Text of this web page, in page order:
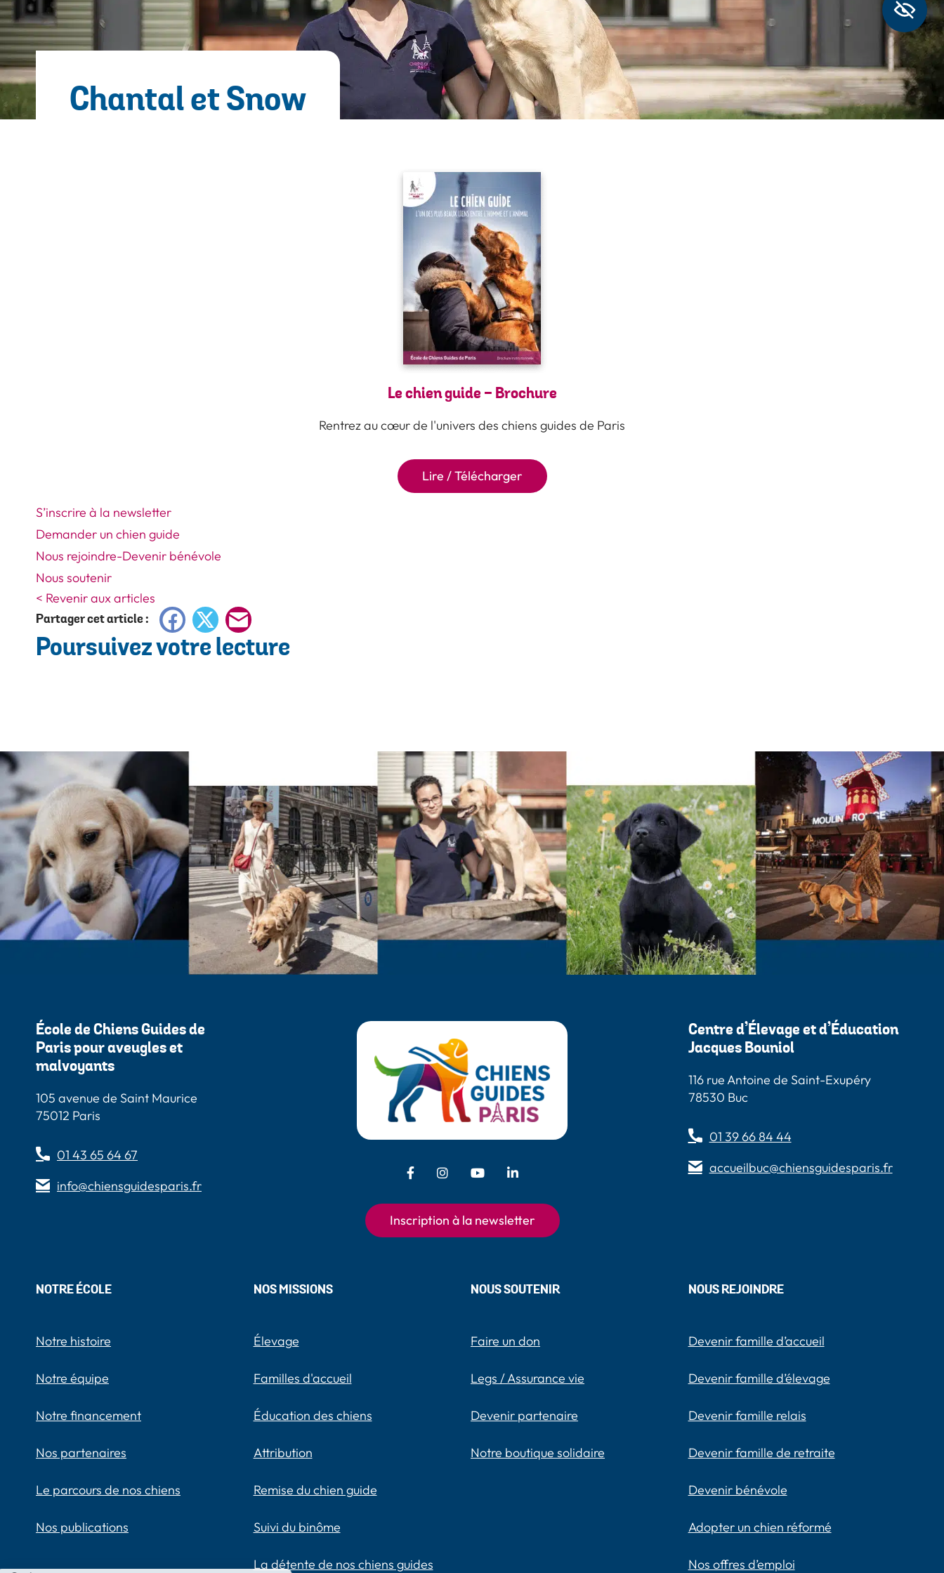
Chantal et Snow
Le chien guide - Brochure
Rentrez au cœur de l'univers des chiens guides de Paris
Lire / Télécharger
S’inscrire à la newsletter
Demander un chien guide
Nous rejoindre-Devenir bénévole
Nous soutenir
< Revenir aux articles
Partager cet article : Facebook
X
mail
Poursuivez votre lecture
École de Chiens Guides de
Paris pour aveugles et
malvoyants
105 avenue de Saint Maurice
75012 Paris
01 43 65 64 67
info@chiensguidesparis.fr
Facebook - Chiens Guides Paris
Instagram - Chiens Guides Paris
Youtube - Chiens Guides Paris
LinkedIn - Chiens Guides Paris
Inscription à la newsletter
Centre d’Élevage et d’Éducation
Jacques Bouniol
116 rue Antoine de Saint-Exupéry
78530 Buc
01 39 66 84 44
accueilbuc@chiensguidesparis.fr
NOTRE ÉCOLE
Notre histoire
Notre équipe
Notre financement
Nos partenaires
Le parcours de nos chiens
Nos publications
NOS MISSIONS
Élevage
Familles d'accueil
Éducation des chiens
Attribution
Remise du chien guide
Suivi du binôme
La détente de nos chiens guides
NOUS SOUTENIR
Faire un don
Legs / Assurance vie
Devenir partenaire
Notre boutique solidaire
NOUS REJOINDRE
Devenir famille d’accueil
Devenir famille d’élevage
Devenir famille relais
Devenir famille de retraite
Devenir bénévole
Adopter un chien réformé
Nos offres d’emploi